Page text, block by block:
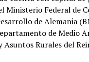
Ministerio Federal de
de Alemania
de Medio
Rurales del